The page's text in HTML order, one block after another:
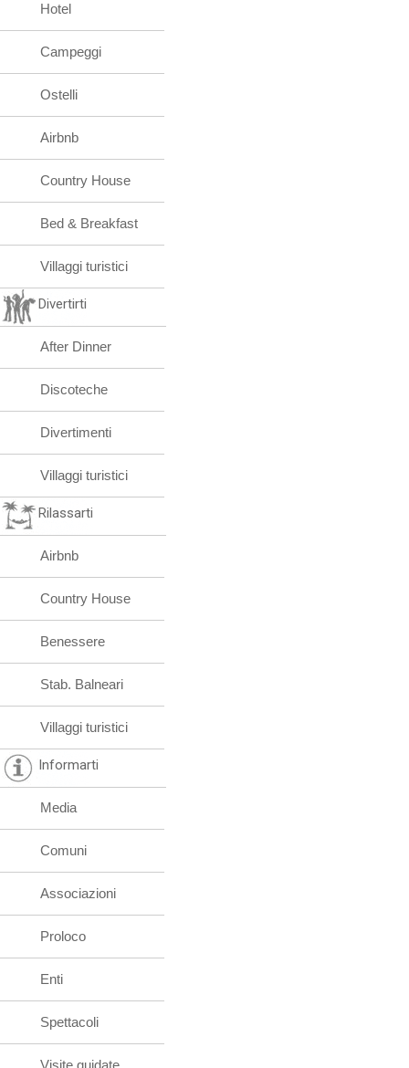
Hotel
Campeggi
Ostelli
Airbnb
Country House
Bed & Breakfast
Villaggi turistici
Divertirti
After Dinner
Discoteche
Divertimenti
Villaggi turistici
Rilassarti
Airbnb
Country House
Benessere
Stab. Balneari
Villaggi turistici
Informarti
Media
Comuni
Associazioni
Proloco
Enti
Spettacoli
Visite guidate